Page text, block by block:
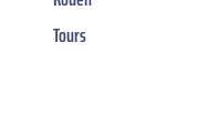
Tours